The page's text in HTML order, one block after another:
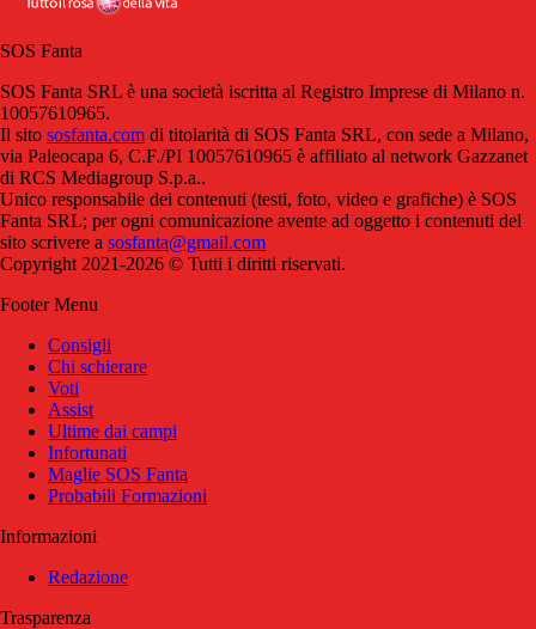
SOS Fanta
SOS Fanta SRL è una società iscritta al Registro Imprese di Milano n.
10057610965.
Il sito sosfanta.com di titolarità di SOS Fanta SRL, con sede a Milano,
via Paleocapa 6, C.F./PI 10057610965 è affiliato al network Gazzanet
di RCS Mediagroup S.p.a..
Unico responsabile dei contenuti (testi, foto, video e grafiche) è SOS
Fanta SRL; per ogni comunicazione avente ad oggetto i contenuti del
sito scrivere a sosfanta@gmail.com
Copyright 2021-2026 © Tutti i diritti riservati.
Footer Menu
Consigli
Chi schierare
Voti
Assist
Ultime dai campi
Infortunati
Maglie SOS Fanta
Probabili Formazioni
Informazioni
Redazione
Trasparenza